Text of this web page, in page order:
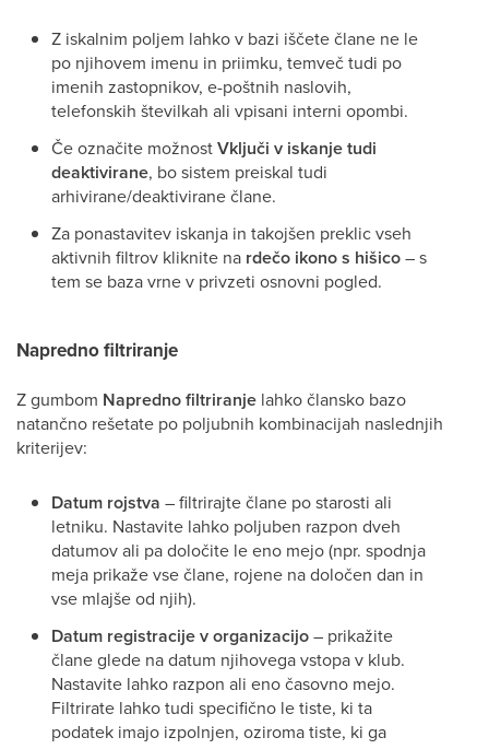
Z iskalnim poljem lahko v bazi iščete člane ne le
po njihovem imenu in priimku, temveč tudi po
imenih zastopnikov, e-poštnih naslovih,
telefonskih številkah ali vpisani interni opombi.
Če označite možnostVključi v iskanje tudi
deaktivirane, bo sistem preiskal tudi
arhivirane/deaktivirane člane.
Za ponastavitev iskanja in takojšen preklic vseh
aktivnih filtrov kliknite na rdečo ikono s hišico– s
tem se baza vrne v privzeti osnovni pogled.
Napredno filtriranje
Z gumbom Napredno filtriranje lahko člansko bazo
natančno rešetate po poljubnih kombinacijah naslednjih
kriterijev:
Datum rojstva – filtrirajte člane po starosti ali
letniku. Nastavite lahko poljuben razpon dveh
datumov ali pa določite le eno mejo (npr. spodnja
meja prikaže vse člane, rojene na določen dan in
vse mlajše od njih).
Datum registracije v organizacijo– prikažite
člane glede na datum njihovega vstopa v klub.
Nastavite lahko razpon ali eno časovno mejo.
Filtrirate lahko tudi specifično le tiste, ki ta
podatek imajo izpolnjen, oziroma tiste, ki ga